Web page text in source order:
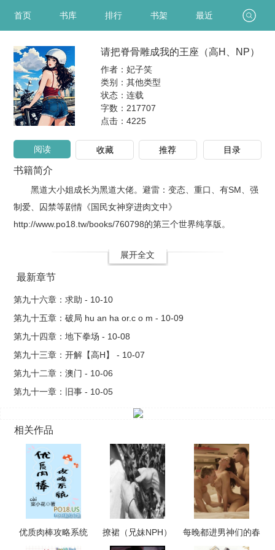
首页 书库 排行 书架 最近
请把脊骨雕成我的王座（高H、NP）
作者：妃子笑
类别：其他类型
状态：连载
字数：217707
点击： 4225
阅读 收藏 推荐 目录
书籍简介
黑道大小姐成长为黑道大佬。避雷：变态、重口、有SM、强
制爱、囚禁等剧情《国民女神穿进肉文中》
http://www.po18.tw/books/760798的第三个世界纯享版。
展开全文
最新章节
第九十六章：求助 - 10-10
第九十五章：破局 hu an ha or.c o m - 10-09
第九十四章：地下拳场 - 10-08
第九十三章：开解【高H】 - 10-07
第九十二章：澳门 - 10-06
第九十一章：旧事 - 10-05
相关作品
优质肉棒攻略系统
撩裙（兄妹NPH）
每晚都进男神们的春